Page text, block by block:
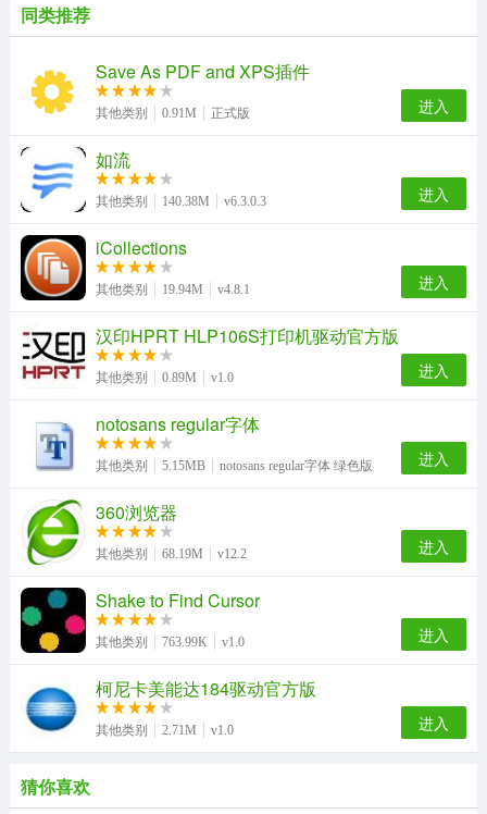
同类推荐
Save As PDF and XPS插件
其他类别 0.91M 正式版 进入
如流
其他类别 140.38M v6.3.0.3 进入
iCollections
其他类别 19.94M v4.8.1 进入
汉印HPRT HLP106S打印机驱动官方版
其他类别 0.89M v1.0 进入
notosans regular字体
其他类别 5.15MB notosans regular字体 绿色版 进入
360浏览器
其他类别 68.19M v12.2 进入
Shake to Find Cursor
其他类别 763.99K v1.0 进入
柯尼卡美能达184驱动官方版
其他类别 2.71M v1.0 进入
猜你喜欢